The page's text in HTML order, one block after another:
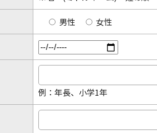
男性 女性
例：年長、小学1年